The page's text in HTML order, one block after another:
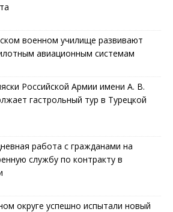
военном училище развивают
авиационным системам
Российской Армии имени А. В.
гастрольный тур в Турецкой
работа с гражданами на
службу по контракту в
округе успешно испытали новый